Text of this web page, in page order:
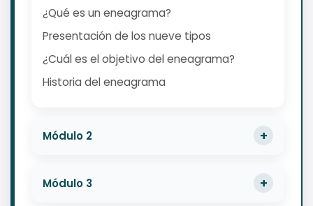
¿Qué es un eneagrama?
Presentación de los nueve tipos
¿Cuál es el objetivo del eneagrama?
Historia del eneagrama
Módulo 2
Módulo 3